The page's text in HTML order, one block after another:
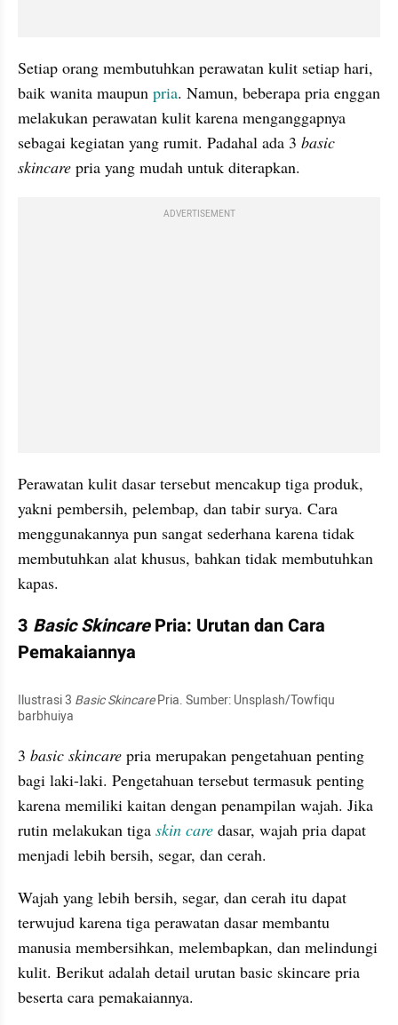
Setiap orang membutuhkan perawatan kulit setiap hari,
baik wanita maupun pria. Namun, beberapa pria enggan
melakukan perawatan kulit karena menganggapnya
sebagai kegiatan yang rumit. Padahal ada 3 basic
skincare pria yang mudah untuk diterapkan.
ADVERTISEMENT
Perawatan kulit dasar tersebut mencakup tiga produk,
yakni pembersih, pelembap, dan tabir surya. Cara
menggunakannya pun sangat sederhana karena tidak
membutuhkan alat khusus, bahkan tidak membutuhkan
kapas.
3 Basic Skincare Pria: Urutan dan Cara
Pemakaiannya
Ilustrasi 3 Basic Skincare Pria. Sumber: Unsplash/Towfiqu
barbhuiya
3 basic skincare pria merupakan pengetahuan penting
bagi laki-laki. Pengetahuan tersebut termasuk penting
karena memiliki kaitan dengan penampilan wajah. Jika
rutin melakukan tiga skin care dasar, wajah pria dapat
menjadi lebih bersih, segar, dan cerah.
Wajah yang lebih bersih, segar, dan cerah itu dapat
terwujud karena tiga perawatan dasar membantu
manusia membersihkan, melembapkan, dan melindungi
kulit. Berikut adalah detail urutan basic skincare pria
beserta cara pemakaiannya.